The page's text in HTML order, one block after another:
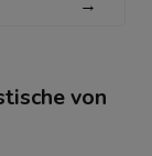
→
von